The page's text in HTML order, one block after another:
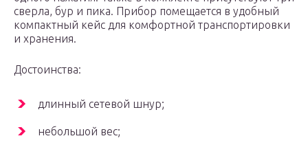
сверла, бур и пика. Прибор помещается в удобный
компактный кейс для комфортной транспортировки
и хранения.
Достоинства:
длинный сетевой шнур;
небольшой вес;